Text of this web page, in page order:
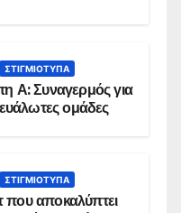
ΣΤΙΓΜΙΌΤΥΠΑ
Α: Συναγερμός για
ευάλωτες ομάδες
ΣΤΙΓΜΙΌΤΥΠΑ
που αποκαλύπτει